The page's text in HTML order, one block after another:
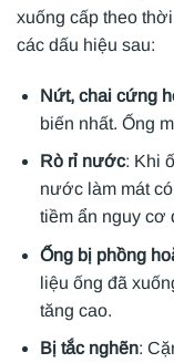
xuống cấp theo
các dấu hiệu sau:
Nứt, chai cứng
biến nhất. Ống
Rò rỉ nước: Khi
nước làm mát
tiềm ẩn nguy cơ
Ống bị phồng
liệu ống đã
tăng cao.
Bị tắc nghẽn: